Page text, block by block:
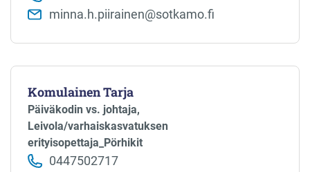
minna.h.piirainen@sotkamo.fi
Komulainen Tarja
Päiväkodin vs. johtaja,
Leivola/varhaiskasvatuksen
erityisopettaja_Pörhikit
0447502717